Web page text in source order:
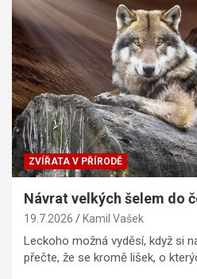
ZVÍŘATA V PŘÍRODĚ
Návrat velkých šelem do
19.7.2026 Kamil Vašek
Leckoho možná vyděsí, když si
přečte, že se kromě lišek, o